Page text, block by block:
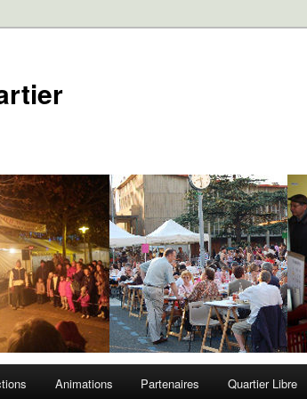
Animations Partenaires Quartier Libre